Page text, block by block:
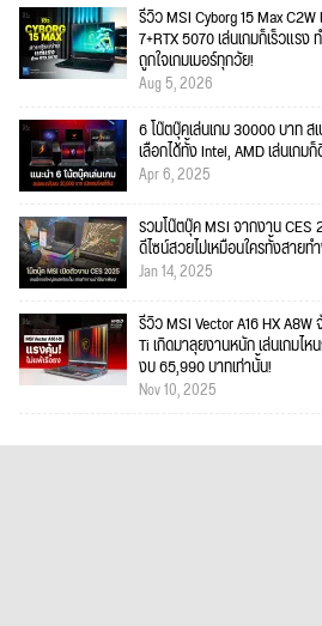
รีวิว MSI Cyborg 15 Max
7+RTX 5070 เล่นเกมก็เร็วแร
ถูกใจเกมเมอร์ทุกวัย!
Aug 5, 2026
6 โน๊ตบุ๊คเล่นเกม 30000 บาท
เลือกได้ทั้ง Intel, AMD เล่นเกม
Apr 6, 2025
รวมโน๊ตบุ๊ค MSI จากงาน CES
ดีไซน์สวยไม่เหมือนใครทั้งสายท
Jan 14, 2025
รีวิว MSI Vector A16 HX
Ti เกิดมาลุยงานหนัก เล่นเกมไ
งบ 65,990 บาทเท่านั้น!
Nov 10, 2025